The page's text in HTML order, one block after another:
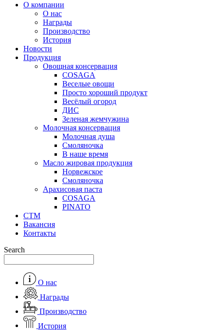
О компании
О нас
Награды
Производство
История
Новости
Продукция
Овощная консервация
COSAGA
Веселые овощи
Просто хороший продукт
Весёлый огород
ДИС
Зеленая жемчужина
Молочная консервация
Молочная душа
Смоляночка
В наше время
Масло жировая продукция
Норвежское
Смоляночка
Арахисовая паста
COSAGA
PINATO
СТМ
Вакансия
Контакты
Search
О нас
Награды
Производство
История